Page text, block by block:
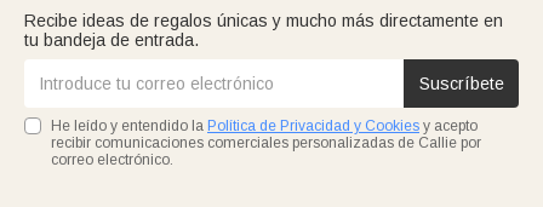
Recibe ideas de regalos únicas y mucho más directamente en
tu bandeja de entrada.
Suscríbete
He leído y entendido la Política de Privacidad y Cookies y acepto
recibir comunicaciones comerciales personalizadas de Callie por
correo electrónico.